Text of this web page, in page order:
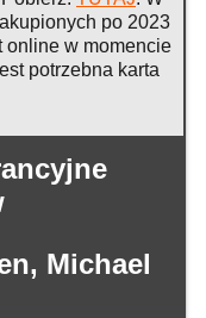
po 2023
online w momencie
potrzebna karta
Michael